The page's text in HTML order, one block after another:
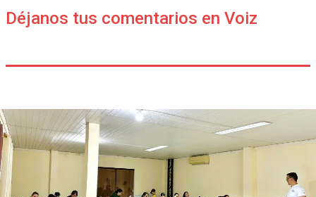
Déjanos tus comentarios en Voiz